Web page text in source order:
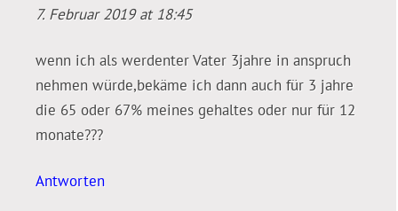
7. Februar 2019 at 18:45
wenn ich als werdenter Vater 3jahre in anspruch
nehmen würde,bekäme ich dann auch für 3 jahre
die 65 oder 67% meines gehaltes oder nur für 12
monate???
Antworten